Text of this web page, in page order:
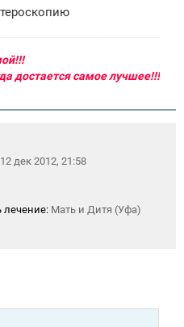
достается самое лучшее!!!
12 дек 2012, 21:58
лечение: Мать и Дитя (Уфа)